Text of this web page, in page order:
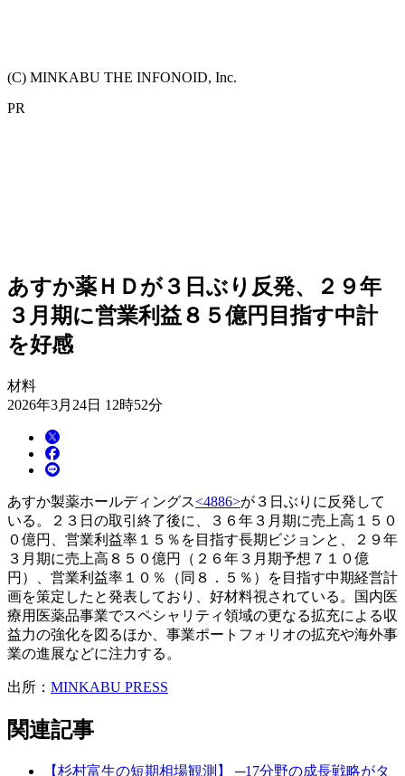
(C) MINKABU THE INFONOID, Inc.
PR
あすか薬ＨＤが３日ぶり反発、２９年
３月期に営業利益８５億円目指す中計
を好感
材料
2026年3月24日 12時52分
あすか製薬ホールディングス<4886>が３日ぶりに反発して
いる。２３日の取引終了後に、３６年３月期に売上高１５０
０億円、営業利益率１５％を目指す長期ビジョンと、２９年
３月期に売上高８５０億円（２６年３月期予想７１０億
円）、営業利益率１０％（同８．５％）を目指す中期経営計
画を策定したと発表しており、好材料視されている。国内医
療用医薬品事業でスペシャリティ領域の更なる拡充による収
益力の強化を図るほか、事業ポートフォリオの拡充や海外事
業の進展などに注力する。
出所： MINKABU PRESS
関連記事
【杉村富生の短期相場観測】 ─17分野の成長戦略がタ